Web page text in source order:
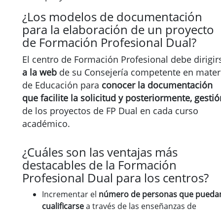
¿Los modelos de documentación
para la elaboración de un proyecto
de Formación Profesional Dual?
El centro de Formación Profesional debe
a la web de su Consejería competente en
de Educación para conocer la documentación
que facilite la solicitud y posteriormente,
de los proyectos de FP Dual en cada curso
académico.
¿Cuáles son las ventajas más
destacables de la Formación
Profesional Dual para los centros?
Incrementar el número de personas que
cualificarsea través de las enseñanzas de